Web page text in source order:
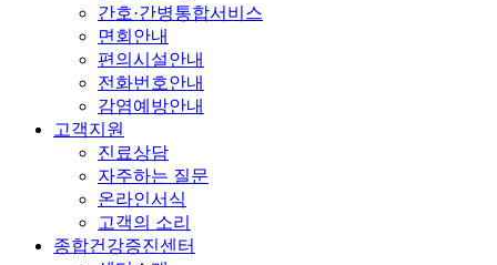
간호·간병통합서비스
면회안내
편의시설안내
전화번호안내
감염예방안내
고객지원
진료상담
자주하는 질문
온라인서식
고객의 소리
종합건강증진센터